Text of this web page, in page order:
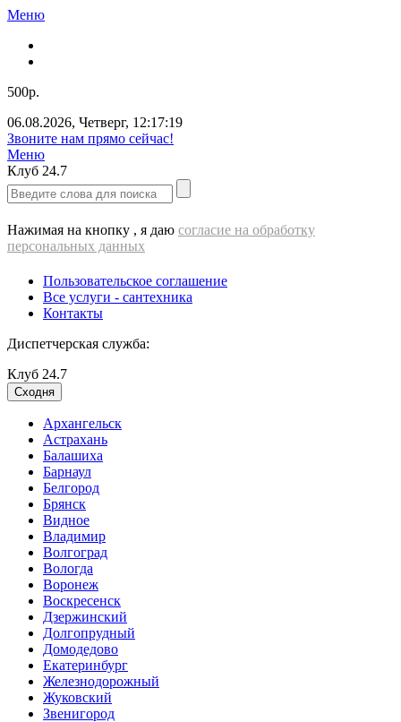
Меню
500р.
06.08.2026, Четверг, 12:17:20
Звоните нам прямо сейчас!
Меню
Клуб 24.7
Нажимая на кнопку , я даю согласие на обработку
персональных данных
Пользовательское соглашение
Все услуги - cантехника
Контакты
Диспетчерская служба:
Клуб 24.7
Сходня
Архангельск
Астрахань
Балашиха
Барнаул
Белгород
Брянск
Видное
Владимир
Волгоград
Вологда
Воронеж
Воскресенск
Дзержинский
Долгопрудный
Домодедово
Екатеринбург
Железнодорожный
Жуковский
Звенигород